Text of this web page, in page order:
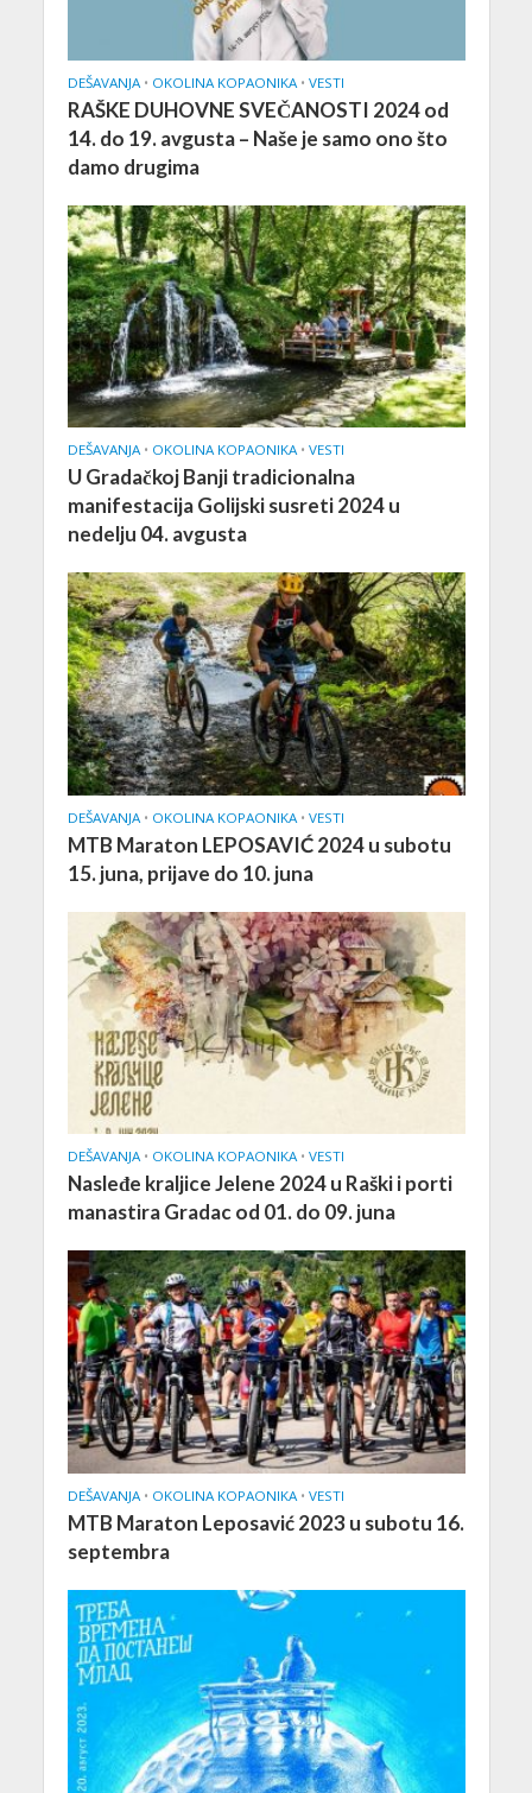
DEŠAVANJA • OKOLINA KOPAONIKA • VESTI
RAŠKE DUHOVNE SVEČANOSTI 2024 od
14. do 19. avgusta – Naše je samo ono što
damo drugima
DEŠAVANJA • OKOLINA KOPAONIKA • VESTI
U Gradačkoj Banji tradicionalna
manifestacija Golijski susreti 2024 u
nedelju 04. avgusta
DEŠAVANJA • OKOLINA KOPAONIKA • VESTI
MTB Maraton LEPOSAVIĆ 2024 u subotu
15. juna, prijave do 10. juna
DEŠAVANJA • OKOLINA KOPAONIKA • VESTI
Nasleđe kraljice Jelene 2024 u Raški i porti
manastira Gradac od 01. do 09. juna
DEŠAVANJA • OKOLINA KOPAONIKA • VESTI
MTB Maraton Leposavić 2023 u subotu 16.
septembra